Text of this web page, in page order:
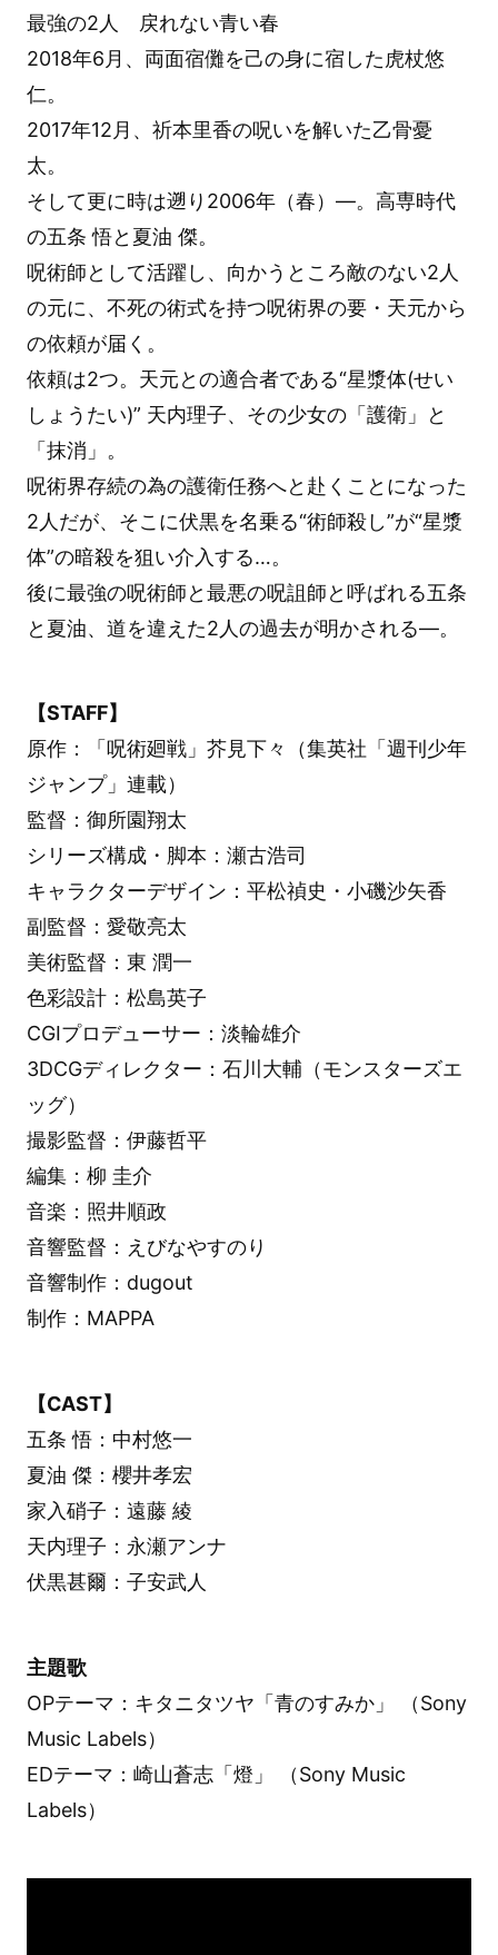
最強の2人 戻れない青い春
2018年6月、両面宿儺を己の身に宿した虎杖悠
仁。
2017年12月、祈本里香の呪いを解いた乙骨憂
太。
そして更に時は遡り2006年（春）—。高専時代
の五条 悟と夏油 傑。
呪術師として活躍し、向かうところ敵のない2人
の元に、不死の術式を持つ呪術界の要・天元から
の依頼が届く。
依頼は2つ。天元との適合者である“星漿体(せい
しょうたい)” 天内理子、その少女の「護衛」と
「抹消」。
呪術界存続の為の護衛任務へと赴くことになった
2人だが、そこに伏黒を名乗る“術師殺し”が“星漿
体”の暗殺を狙い介入する…。
後に最強の呪術師と最悪の呪詛師と呼ばれる五条
と夏油、道を違えた2人の過去が明かされる―。
【STAFF】
原作：「呪術廻戦」芥見下々（集英社「週刊少年
ジャンプ」連載）
監督：御所園翔太
シリーズ構成・脚本：瀬古浩司
キャラクターデザイン：平松禎史・小磯沙矢香
副監督：愛敬亮太
美術監督：東 潤一
色彩設計：松島英子
CGIプロデューサー：淡輪雄介
3DCGディレクター：石川大輔（モンスターズエ
ッグ）
撮影監督：伊藤哲平
編集：柳 圭介
音楽：照井順政
音響監督：えびなやすのり
音響制作：dugout
制作：MAPPA
【CAST】
五条 悟：中村悠一
夏油 傑：櫻井孝宏
家入硝子：遠藤 綾
天内理子：永瀬アンナ
伏黒甚爾：子安武人
主題歌
OPテーマ：キタニタツヤ「青のすみか」 （Sony
Music Labels）
EDテーマ：崎山蒼志「燈」 （Sony Music
Labels）